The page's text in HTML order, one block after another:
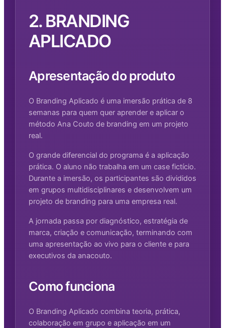
2. BRANDING
APLICADO
Apresentação do produto
O Branding Aplicado é uma imersão prática de 8
semanas para quem quer aprender e aplicar o
método Ana Couto de branding em um projeto
real.
O grande diferencial do programa é a aplicação
prática. O aluno não trabalha em um case fictício.
Durante a imersão, os participantes são divididos
em grupos multidisciplinares e desenvolvem um
projeto de branding para uma empresa real.
A jornada passa por diagnóstico, estratégia de
marca, criação e comunicação, terminando com
uma apresentação ao vivo para o cliente e para
executivos da anacouto.
Como funciona
O Branding Aplicado combina teoria, prática,
colaboração em grupo e aplicação em um